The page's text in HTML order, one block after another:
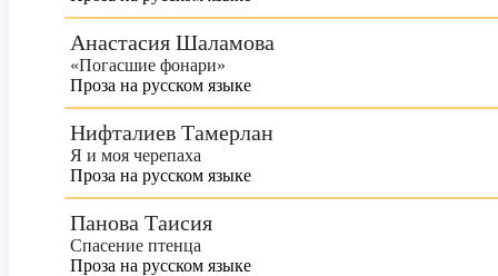
Анастасия Шаламова
«Погасшие фонари»
Проза на русском языке
Нифталиев Тамерлан
Я и моя черепаха
Проза на русском языке
Панова Таисия
Спасение птенца
Проза на русском языке